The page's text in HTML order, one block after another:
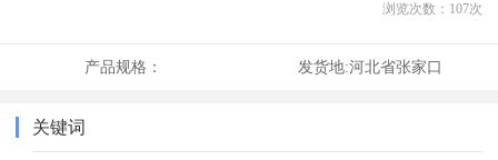
浏览次数： 107次
产品规格： 发货地:河北省张家口
关键词